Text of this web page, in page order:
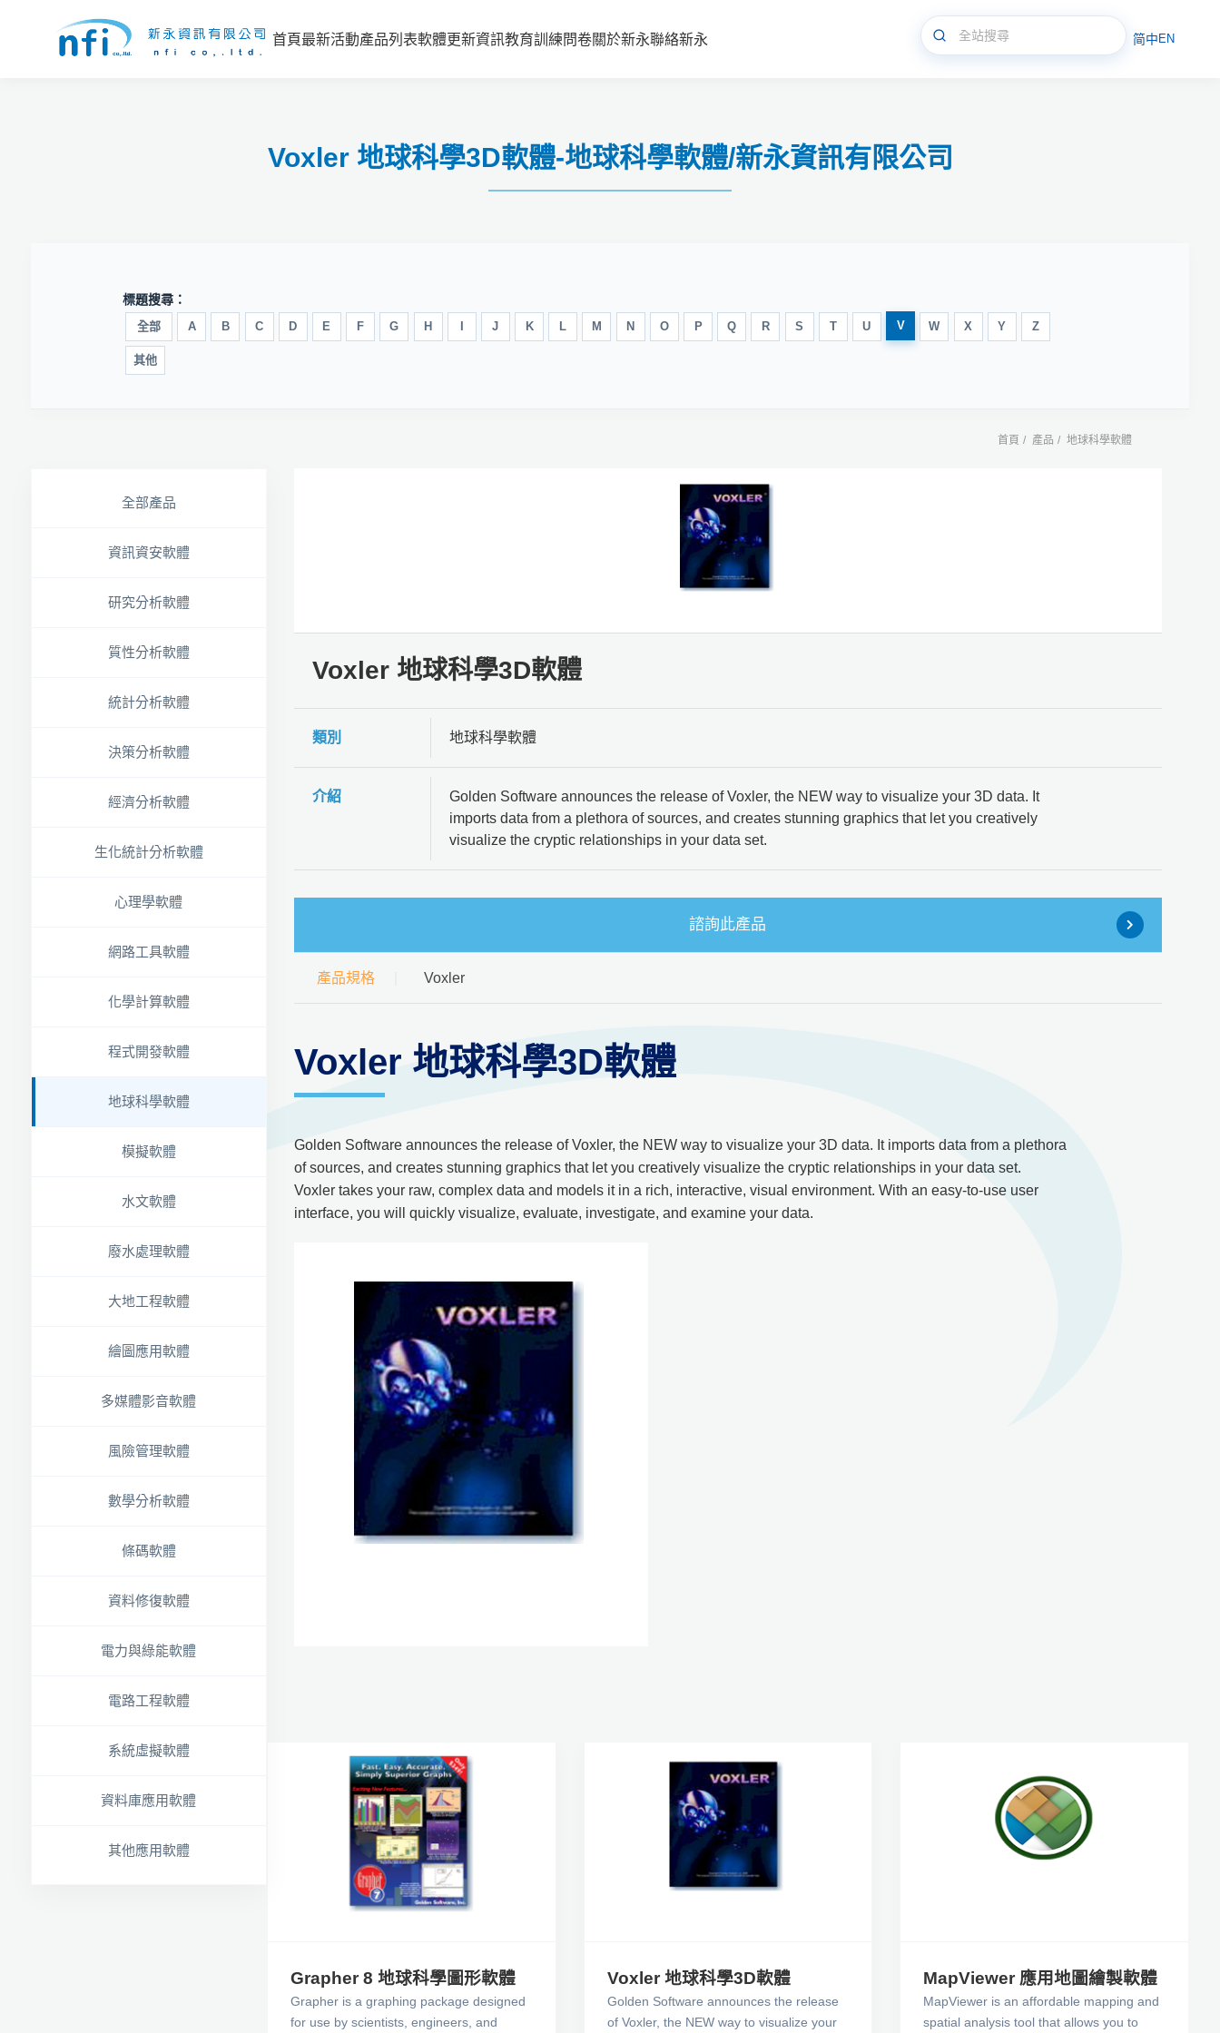
Voxler 地球科學3D軟體-地球科學軟體/新永資訊有限公司
首頁最新活動產品列表軟體更新資訊教育訓練問卷關於新永聯絡新永 简中 EN
標題搜尋：
全部 A B C D E F G H J K L M N O P Q R S T U V W X Y Z
其他
首頁 產品 地球科學軟體
全部產品
資訊資安軟體
研究分析軟體
質性分析軟體
統計分析軟體
決策分析軟體
經濟分析軟體
生化統計分析軟體
心理學軟體
網路工具軟體
化學計算軟體
程式開發軟體
地球科學軟體
模擬軟體
水文軟體
廢水處理軟體
大地工程軟體
繪圖應用軟體
多媒體影音軟體
風險管理軟體
數學分析軟體
條碼軟體
資料修復軟體
電力與綠能軟體
電路工程軟體
系統虛擬軟體
資料庫應用軟體
其他應用軟體
Voxler 地球科學3D軟體
類別 地球科學軟體
介紹
Golden Software announces the release of Voxler, the NEW way to visualize your 3D data. It
imports data from a plethora of sources, and creates stunning graphics that let you creatively
visualize the cryptic relationships in your data set.
諮詢此產品
產品規格 Voxler
Voxler 地球科學3D軟體
Golden Software announces the release of Voxler, the NEW way to visualize your 3D data. It imports data from a plethora
of sources, and creates stunning graphics that let you creatively visualize the cryptic relationships in your data set.
Voxler takes your raw, complex data and models it in a rich, interactive, visual environment. With an easy-to-use user
interface, you will quickly visualize, evaluate, investigate, and examine your data.
Grapher 8 地球科學圖形軟體
Grapher is a graphing package designed
for use by scientists, engineers, and
Voxler 地球科學3D軟體
Golden Software announces the release
of Voxler, the NEW way to visualize your
MapViewer 應用地圖繪製軟體
MapViewer is an affordable mapping and
spatial analysis tool that allows you to